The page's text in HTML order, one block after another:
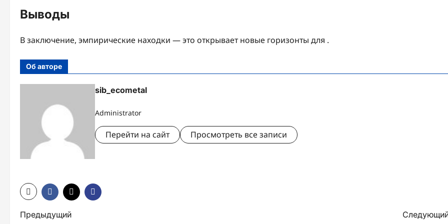
Выводы
В заключение, эмпирические находки — это открывает новые горизонты для .
Об авторе
sib_ecometal
Administrator
Перейти на сайт Просмотреть все записи
Н
Предыдущий